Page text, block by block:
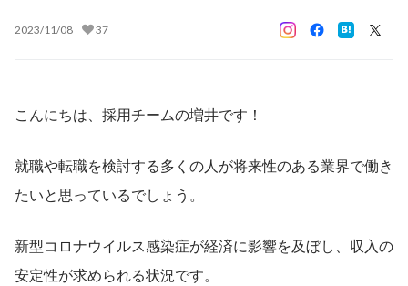
2023/11/08 37
こんにちは、採用チームの増井です！
就職や転職を検討する多くの人が将来性のある業界で働き
たいと思っているでしょう。
新型コロナウイルス感染症が経済に影響を及ぼし、収入の
安定性が求められる状況です。